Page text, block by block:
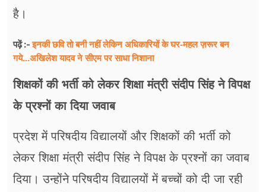
है।
पढ़ें :-इनकी छवि तो बनी नहीं लेकिन अधिकारियों के घर-महल ज़रूर बन
गये...अखिलेश यादव ने सीएम पर साधा​ निशाना
शिक्षकों की भर्ती को लेकर शिक्षा मंत्री संदीप सिंह ने विपक्ष
के प्रश्नों का दिया जवाब
प्रदेश में परिषदीय विद्यालयों और शिक्षकों की भर्ती को
लेकर शिक्षा मंत्री संदीप सिंह ने विपक्ष के प्रश्नों का जवाब
दिया। उन्होंने परिषदीय विद्यालयों में बच्चों को दी जा रही